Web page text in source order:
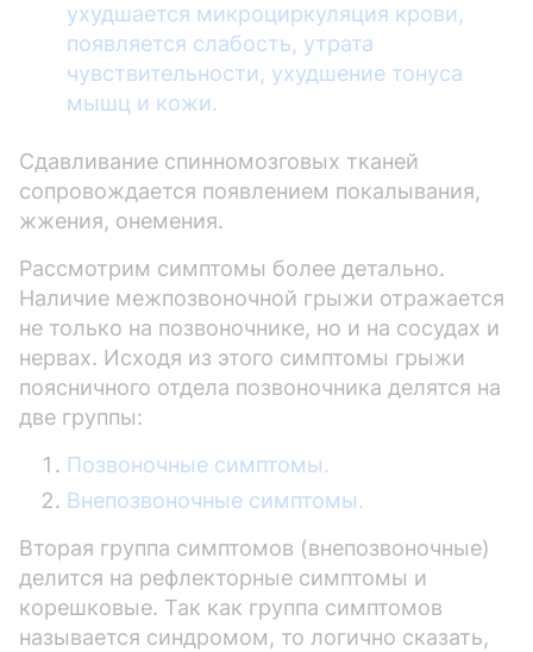
ухудшается микроциркуляция крови,
появляется слабость, утрата
чувствительности, ухудшение тонуса
мышц и кожи.
Сдавливание спинномозговых тканей
сопровождается появлением покалывания,
жжения, онемения.
Рассмотрим симптомы более детально.
Наличие межпозвоночной грыжи отражается
не только на позвоночнике, но и на сосудах и
нервах. Исходя из этого симптомы грыжи
поясничного отдела позвоночника делятся на
две группы:
Позвоночные симптомы.
Внепозвоночные симптомы.
Вторая группа симптомов (внепозвоночные)
делится на рефлекторные симптомы и
корешковые. Так как группа симптомов
называется синдромом, то логично сказать,